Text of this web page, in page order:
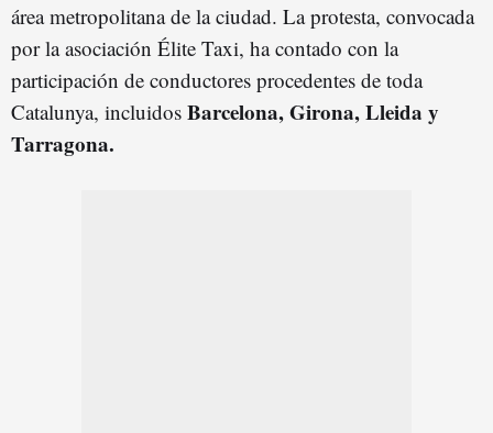
área metropolitana de la ciudad. La protesta, convocada
por la asociación Élite Taxi, ha contado con la
participación de conductores procedentes de toda
Catalunya, incluidos Barcelona, Girona, Lleida y
Tarragona.